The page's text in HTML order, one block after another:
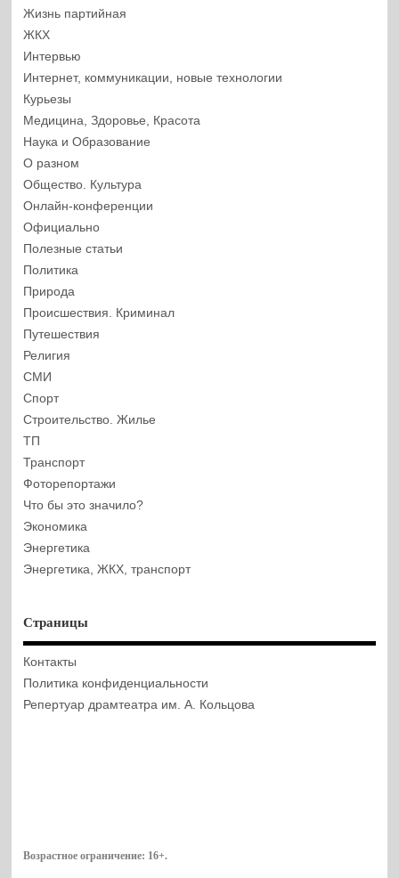
Жизнь партийная
ЖКХ
Интервью
Интернет, коммуникации, новые технологии
Курьезы
Медицина, Здоровье, Красота
Наука и Образование
О разном
Общество. Культура
Онлайн-конференции
Официально
Полезные статьи
Политика
Природа
Происшествия. Криминал
Путешествия
Религия
СМИ
Спорт
Строительство. Жилье
ТП
Транспорт
Фоторепортажи
Что бы это значило?
Экономика
Энергетика
Энергетика, ЖКХ, транспорт
Страницы
Контакты
Политика конфиденциальности
Репертуар драмтеатра им. А. Кольцова
Возрастное ограничение: 16+.